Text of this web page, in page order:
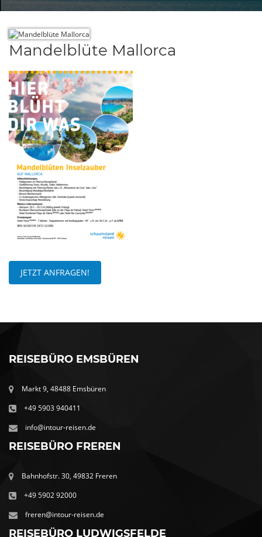
Mandelblüte Mallorca
JETZT ANFRAGEN!
REISEBÜRO EMSBÜREN
Markt 9, 48488 Emsbüren
+49 5903 940411
info@intour-reisen.de
REISEBÜRO FREREN
Bahnhofstr. 30, 49832 Freren
+49 5902 92000
freren@intour-reisen.de
REISEBÜRO LUDWIGSFELDE